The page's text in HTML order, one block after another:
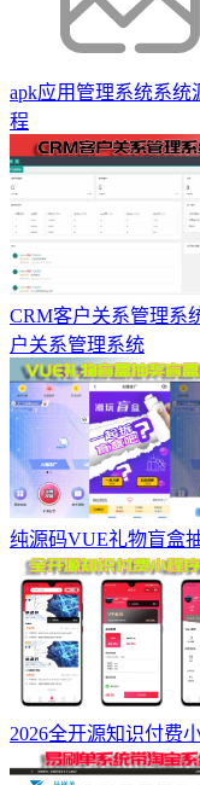
apk应用管理系统系统
程
CRM客户关系管理系
户关系管理系统
纯源码VUE礼物盲盒
2026全开源知识付费